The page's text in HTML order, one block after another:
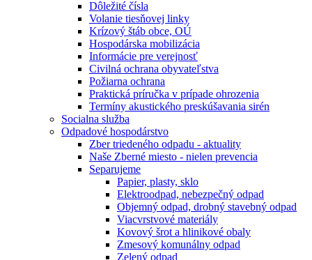
Dôležité čísla
Volanie tiesňovej linky
Krízový štáb obce, OÚ
Hospodárska mobilizácia
Informácie pre verejnosť
Civilná ochrana obyvateľstva
Požiarna ochrana
Praktická príručka v prípade ohrozenia
Termíny akustického preskúšavania sirén
Socialna služba
Odpadové hospodárstvo
Zber triedeného odpadu - aktuality
Naše Zberné miesto - nielen prevencia
Separujeme
Papier, plasty, sklo
Elektroodpad, nebezpečný odpad
Objemný odpad, drobný stavebný odpad
Viacvrstvové materiály
Kovový šrot a hlinikové obaly
Zmesový komunálny odpad
Zelený odpad